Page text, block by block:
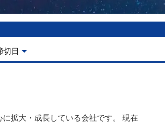
切日
拡大・成長している会社です。 現在